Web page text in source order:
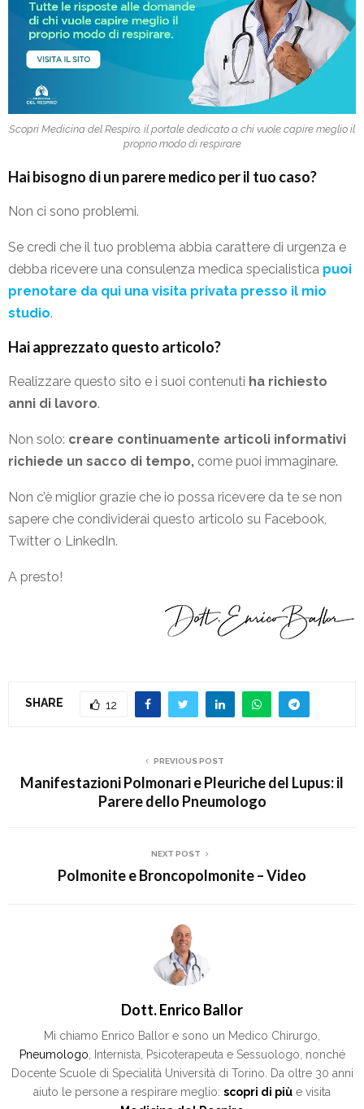
Scopri Medicina del Respiro, il portale dedicato a chi vuole capire meglio il
proprio modo di respirare
Hai bisogno di un parere medico per il tuo caso?
Non ci sono problemi.
Se credi che il tuo problema abbia carattere di urgenza e
debba ricevere una consulenza medica specialistica puoi
prenotare da qui una visita privata presso il mio
studio.
Hai apprezzato questo articolo?
Realizzare questo sito e i suoi contenuti ha richiesto
anni di lavoro.
Non solo: creare continuamente articoli informativi
richiede un sacco di tempo, come puoi immaginare.
Non c’è miglior grazie che io possa ricevere da te se non
sapere che condividerai questo articolo su Facebook,
Twitter o LinkedIn.
A presto!
SHARE 12
PREVIOUS POST
Manifestazioni Polmonari e Pleuriche del Lupus: il
Parere dello Pneumologo
NEXT POST
Polmonite e Broncopolmonite – Video
Dott. Enrico Ballor
Mi chiamo Enrico Ballor e sono un Medico Chirurgo,
Pneumologo , Internista, Psicoterapeuta e Sessuologo, nonché
Docente Scuole di Specialità Università di Torino. Da oltre 30 anni
aiuto le persone a respirare meglio: scopri di più e visita